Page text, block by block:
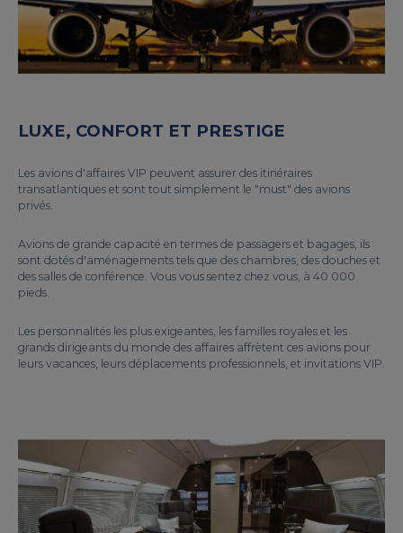
LUXE, CONFORT ET PRESTIGE
Les avions d'affaires VIP peuvent assurer des itinéraires
transatlantiques et sont tout simplement le "must" des avions
privés.
Avions de grande capacité en termes de passagers et bagages, ils
sont dotés d'aménagements tels que des chambres, des douches et
des salles de conférence. Vous vous sentez chez vous, à 40 000
pieds.
Les personnalités les plus exigeantes, les familles royales et les
grands dirigeants du monde des affaires affrètent ces avions pour
leurs vacances, leurs déplacements professionnels, et invitations VIP.